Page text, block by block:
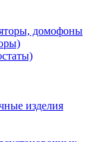
домофоны
изделия